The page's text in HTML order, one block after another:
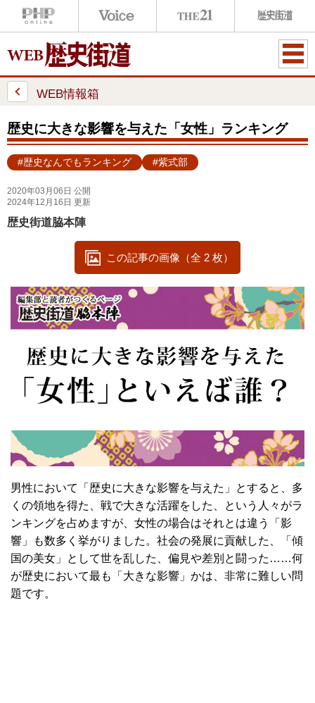
ME
WEB情報箱
歴史に大きな影響を与えた「女性」ランキング
#歴史なんでもランキング #紫式部
2020年03月06日 公開
2024年12月16日 更新
歴史街道脇本陣
この記事の画像（全 2 枚）
男性において「歴史に大きな影響を与えた」とすると、多
くの領地を得た、戦で大きな活躍をした、という人々がラ
ンキングを占めますが、女性の場合はそれとは違う「影
響」も数多く挙がりました。社会の発展に貢献した、「傾
国の美女」として世を乱した、偏見や差別と闘った……何
が歴史において最も「大きな影響」かは、非常に難しい問
題です。